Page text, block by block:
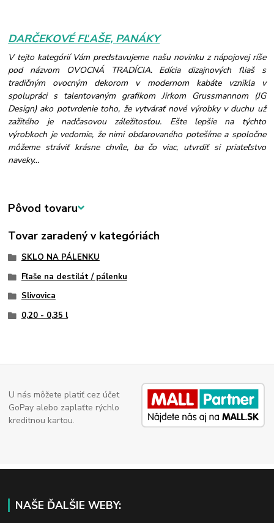
DARČEKOVÉ FĽAŠE, PANÁKY
V tejto kategórií Vám predstavujeme našu novinku z nápojovej ríše
pod názvom OVOCNÁ TRADÍCIA. Edícia dizajnových fliaš s
tradičným ovocným dekorom v modernom kabáte vznikla v
spolupráci s talentovaným grafikom Jirkom Grussmannom (JG
Design) ako potvrdenie toho, že vytvárať nové výrobky v duchu už
zažitého je nadčasovou záležitosťou. Ešte lepšie na týchto
výrobkoch je vedomie, že nimi obdarovaného potešíme a spoločne
môžeme stráviť krásne chvíle, ba čo viac, utvrdiť si priateľstvo
naveky...
Pôvod tovaru
Tovar zaradený v kategóriách
SKLO NA PÁLENKU
Fľaše na destilát / pálenku
Slivovica
0,20 - 0,35 l
U nás môžete platiť cez účet
GoPay alebo zaplaťte rýchlo
kreditnou kartou.
NAŠE ĎALŠIE WEBY: